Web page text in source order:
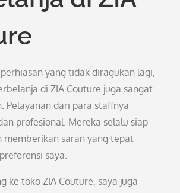
yang tidak diragukan lagi,
di ZIA Couture juga sangat
Pelayanan dari para staffnya
profesional. Mereka selalu siap
memberikan saran yang tepat
saya.
ke toko ZIA Couture, saya juga